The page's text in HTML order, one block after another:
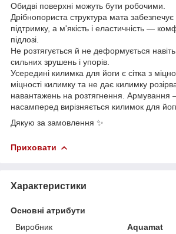
Обидві поверхні можуть бути робочими.
Дрібнопориста структура мата забезпечує
підтримку, а м'якість і еластичність —
підлозі.
Не розтягується й не деформується
сильних зрушень і упорів.
Усередині килимка для йоги є сітка з
міцності килимку та не дає килимку
навантажень на розтягнення. Армування
насамперед вирізняється килимок для
Дякую за замовлення ✨
Приховати
Характеристики
Основні атрибути
Виробник
Aquamat